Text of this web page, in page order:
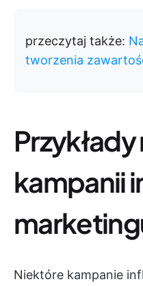
przeczytaj także:
tworzenia
kampanii
Niektóre kampanie